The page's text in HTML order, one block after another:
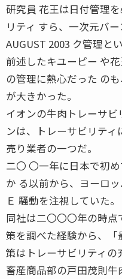
研究員 花王は日付管理
リティ すら、一次元バ
AUGUST 2003 ク管理と
前述したキユーピー や
の管理に熱心だった の
が大きかった。
イオンの牛肉トレーサビ
ンは、トレーサビリテ
売り業者の一つだ。
二〇 〇一年に日本で初
か る以前から、ヨーロ
Ｅ 騒動を注視していた。
同社は二〇〇〇年の時
策を調べた経験から、
策はトレーサビリティ
畜産商品部の戸田茂則